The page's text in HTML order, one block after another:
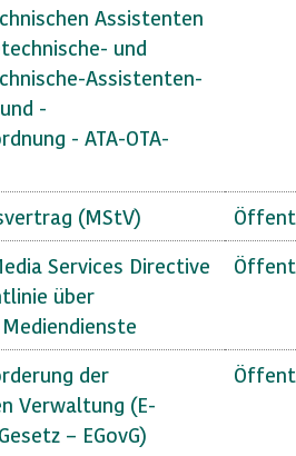
Assistenten
und
Assistenten-
-
- ATA-OTA-
(MStV)
Services Directive
über
der
Verwaltung (E-
– EGovG)